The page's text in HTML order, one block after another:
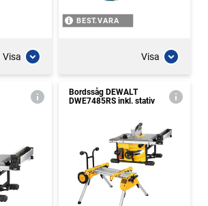
Visa
BEST.VARA
Visa
Bordssåg DEWALT
DWE7485RS inkl. stativ